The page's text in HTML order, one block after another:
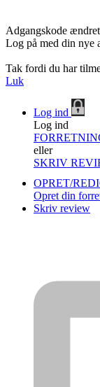
Adgangskode
Log på med din nye
Tak fordi du har
Luk
Log ind
Log ind
eller
SKRIV
OPRET/
Opret din
Skriv review